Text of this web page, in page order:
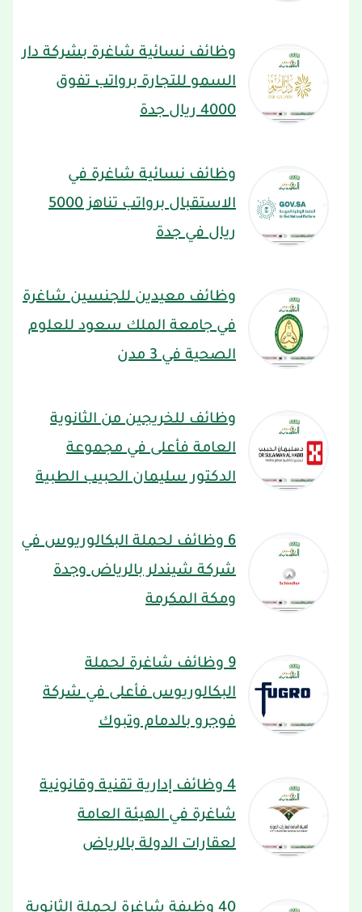
وظائف نسائية شاغرة بشركة دار
السمو للتجارة برواتب تفوق
4000 ريال جدة
وظائف نسائية شاغرة في
الاستقبال برواتب تناهز 5000
ريال في جدة
وظائف معيدين للجنسين شاغرة
في جامعة الملك سعود للعلوم
الصحية في 3 مدن
وظائف للخريجين من الثانوية
العامة فأعلى في مجموعة
الدكتور سليمان الحبيب الطبية
6 وظائف لحملة البكالوريوس في
شركة شيندلر بالرياض وجدة
ومكة المكرمة
9 وظائف شاغرة لحملة
البكالوريوس فأعلى في شركة
فوجرو بالدمام وتبوك
4 وظائف إدارية تقنية وقانونية
شاغرة في الهيئة العامة
لعقارات الدولة بالرياض